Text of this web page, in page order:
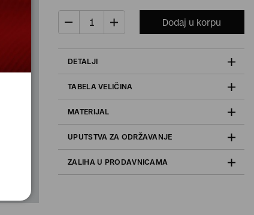
Dodaj u korpu
DETALJI
TABELA VELIČINA
MATERIJAL
UPUTSTVA ZA ODRŽAVANJE
ZALIHA U PRODAVNICAMA